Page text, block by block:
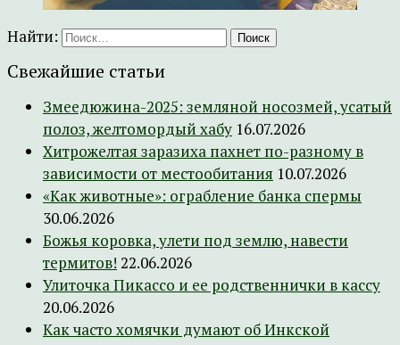
Найти:
Свежайшие статьи
Змеедюжина-2025: земляной носозмей, усатый
полоз, желтомордый хабу 16.07.2026
Хитрожелтая заразиха пахнет по-разному в
зависимости от местообитания 10.07.2026
«Как животные»: ограбление банка спермы
30.06.2026
Божья коровка, улети под землю, навести
термитов! 22.06.2026
Улиточка Пикассо и ее родственнички в кассу
20.06.2026
Как часто хомячки думают об Инкской